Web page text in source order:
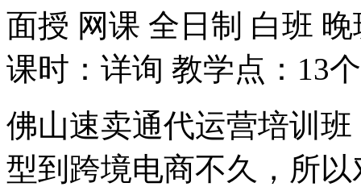
面授 网课 全日制 白班 晚
课时：详询 教学点：13个
佛山速卖通代运营培训
型到跨境电商不久，所